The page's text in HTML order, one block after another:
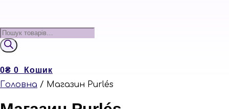
Пошук
товарів
0₴ 0 Кошик
Головна / Магазин Purlés